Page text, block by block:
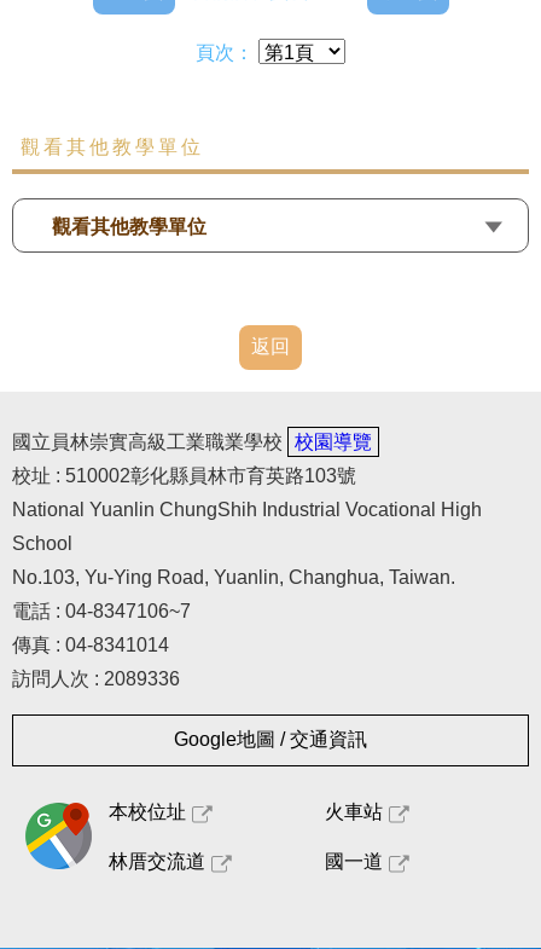
頁次：
觀看其他教學單位
觀看其他教學單位
返回
國立員林崇實高級工業職業學校
校園導覽
校址 : 510002彰化縣員林市育英路103號
National Yuanlin ChungShih Industrial Vocational High
School
No.103, Yu-Ying Road, Yuanlin, Changhua, Taiwan.
電話 : 04-8347106~7
傳真 : 04-8341014
訪問人次 : 2089336
Google地圖 / 交通資訊
本校位址 火車站
林厝交流道 國一道